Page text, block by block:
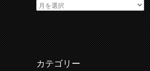
ア
ー
カ
イ
ブ
カテゴリー